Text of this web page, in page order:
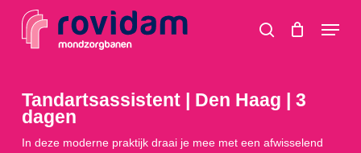
search
Menu
Tandartsassistent | Den Haag | 3
dagen
In deze moderne praktijk draai je mee met een afwisselend